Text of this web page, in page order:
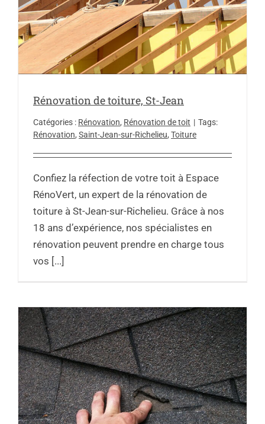
Rénovation de toiture, St-Jean
Catégories : Rénovation, Rénovation de toit | Tags:
Rénovation, Saint-Jean-sur-Richelieu, Toiture
Confiez la réfection de votre toit à Espace
RénoVert, un expert de la rénovation de
toiture à St-Jean-sur-Richelieu. Grâce à nos
18 ans d’expérience, nos spécialistes en
rénovation peuvent prendre en charge tous
vos [...]